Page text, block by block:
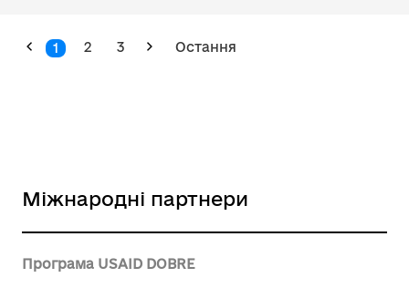
1 2 3 Остання
Міжнародні партнери
Програма USAID DOBRE